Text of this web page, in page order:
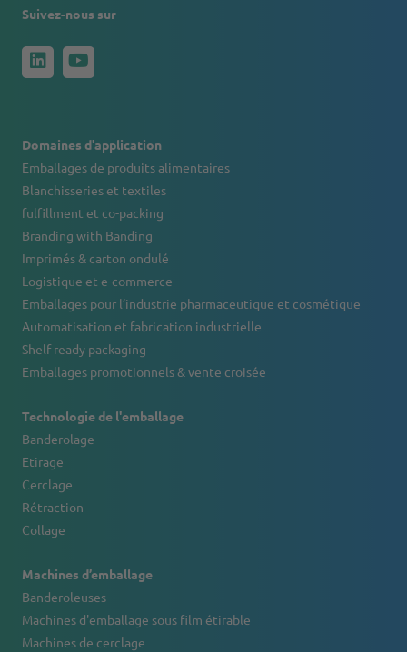
Suivez-nous sur
Domaines d'application
Emballages de produits alimentaires
Blanchisseries et textiles
fulfillment et co-packing
Branding with Banding
Imprimés & carton ondulé
Logistique et e-commerce
Emballages pour l’industrie pharmaceutique et cosmétique
Automatisation et fabrication industrielle
Shelf ready packaging
Emballages promotionnels & vente croisée
Technologie de l'emballage
Banderolage
Etirage
Cerclage
Rétraction
Collage
Machines d’emballage
Banderoleuses
Machines d'emballage sous film étirable
Machines de cerclage